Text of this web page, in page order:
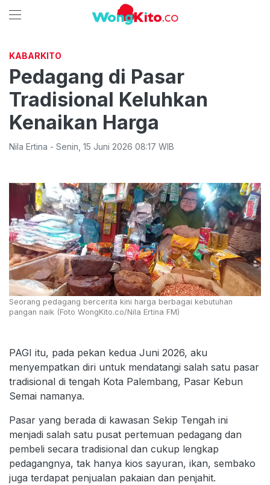
KABARKITO
Pedagang di Pasar
Tradisional Keluhkan
Kenaikan Harga
Nila Ertina - Senin 15 Juni 2026 08:17 WIB
Seorang pedagang bercerita kini harga berbagai kebutuhan
pangan naik (Foto WongKito.co/Nila Ertina FM)
PAGI itu, pada pekan kedua Juni 2026, aku
menyempatkan diri untuk mendatangi salah satu pasar
tradisional di tengah Kota Palembang, Pasar Kebun
Semai namanya.
Pasar yang berada di kawasan Sekip Tengah ini
menjadi salah satu pusat pertemuan pedagang dan
pembeli secara tradisional dan cukup lengkap
pedagangnya, tak hanya kios sayuran, ikan, sembako
juga terdapat penjualan pakaian dan penjahit.